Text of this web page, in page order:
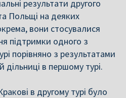
результати другого
Польщі на деяких
вони стосувалися
підтримки одного з
порівняно з результатами
дільниці в першому турі.
в другому турі було